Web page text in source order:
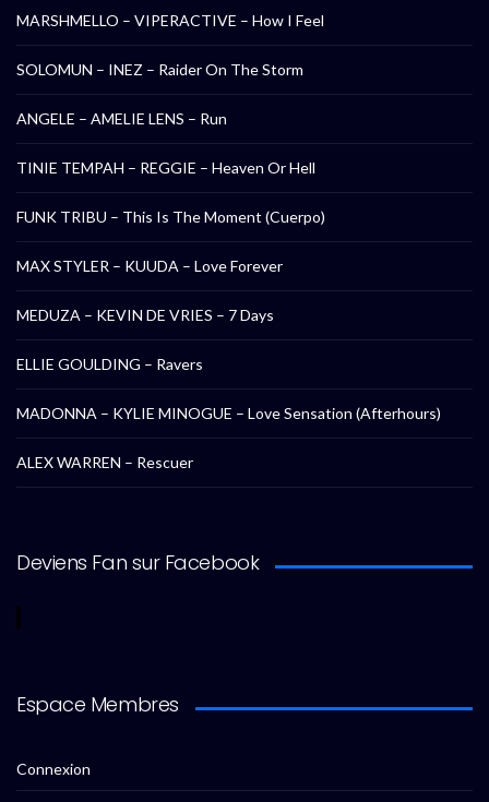
MARSHMELLO – VIPERACTIVE – How I Feel
SOLOMUN – INEZ – Raider On The Storm
ANGELE – AMELIE LENS – Run
TINIE TEMPAH – REGGIE – Heaven Or Hell
FUNK TRIBU – This Is The Moment (Cuerpo)
MAX STYLER – KUUDA – Love Forever
MEDUZA – KEVIN DE VRIES – 7 Days
ELLIE GOULDING – Ravers
MADONNA – KYLIE MINOGUE – Love Sensation (Afterhours)
ALEX WARREN – Rescuer
Deviens Fan sur Facebook
Espace Membres
Connexion